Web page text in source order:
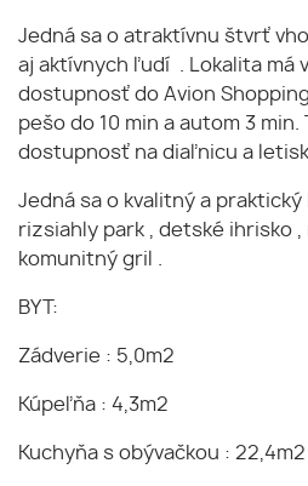
Jedná sa o atraktívnu štvrť
aj aktívnych ľudí . Lokalita má
dostupnosť do Avion
pešo do 10 min a autom 3
dostupnosť na diaľnicu a
Jedná sa o kvalitný a
rizsiahly park , detské ihrisko ,
komunitný gril .
BYT:
Zádverie : 5,0m2
Kúpeľňa : 4,3m2
Kuchyňa s obývačkou : 22,4m2